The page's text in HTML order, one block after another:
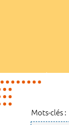
Mots-clés :